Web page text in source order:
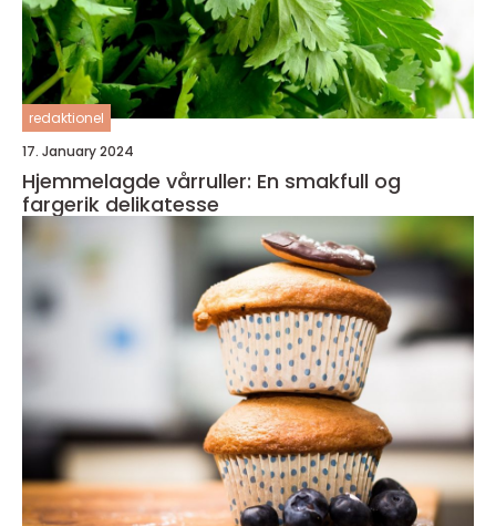
redaktionel
17. January 2024
Hjemmelagde vårruller: En smakfull og
fargerik delikatesse